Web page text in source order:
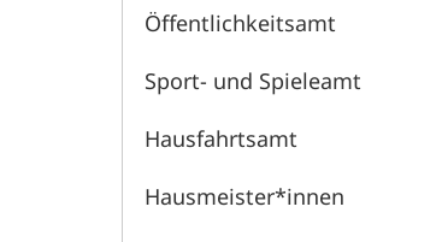
Öffentlichkeitsamt
Sport- und Spieleamt
Hausfahrtsamt
Hausmeister*innen